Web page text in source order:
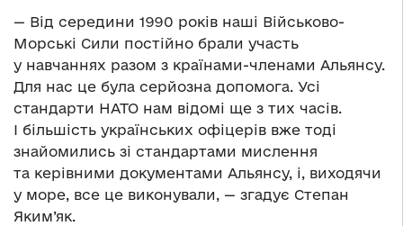
— Від середини 1990 років наші Військово-
Морські Сили постійно брали участь
у навчаннях разом з країнами-членами Альянсу.
Для нас це була серйозна допомога. Усі
стандарти НАТО нам відомі ще з тих часів.
І більшість українських офіцерів вже тоді
знайомились зі стандартами мислення
та керівними документами Альянсу, і, виходячи
у море, все це виконували, — згадує Степан
Яким’як.